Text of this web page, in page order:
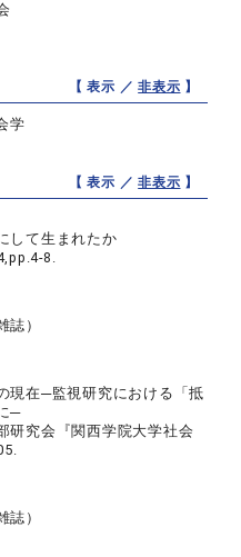
【 表示 ／非表示 】
学
【 表示 ／非表示 】
して生まれたか
8.
誌）
現在─監視研究における「抵
─
研究会『関西学院大学社会
誌）